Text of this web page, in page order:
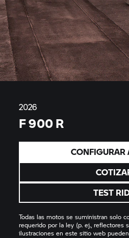
2026
F 900 R
CONFIGURAR
TEST
Todas las motos se suministran solo
requerido por la ley (p. ej., reflectores
ilustraciones en este sitio web